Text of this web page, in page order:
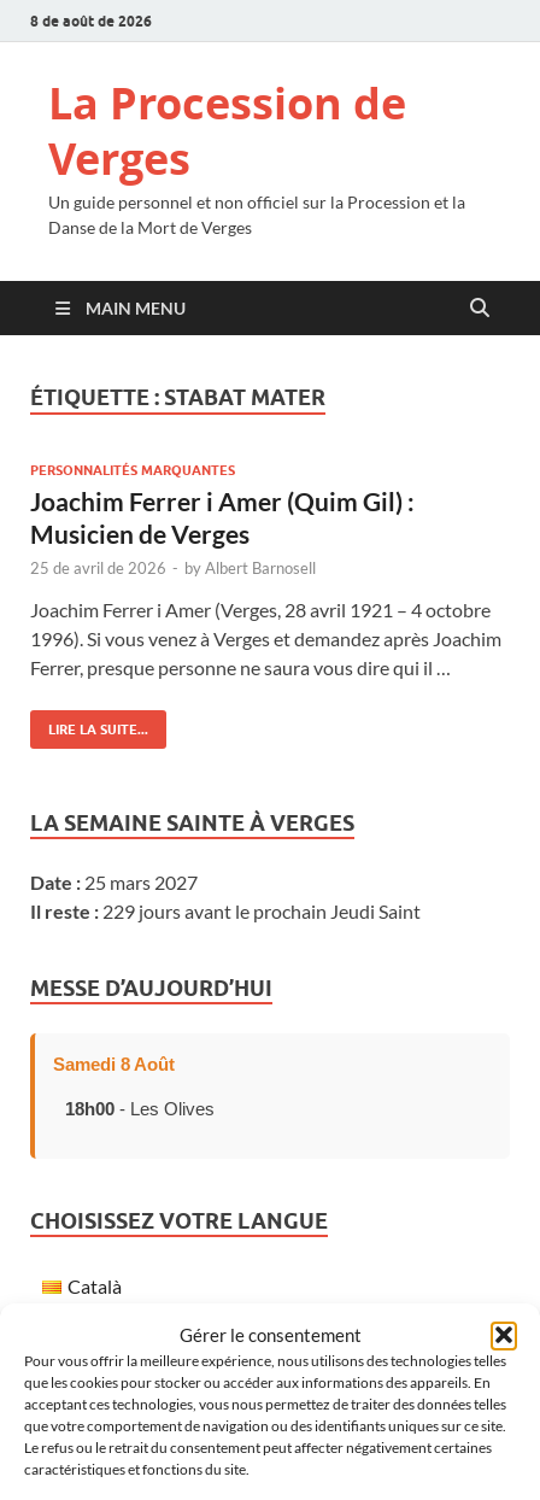
Gérer le consentement
Pour vous offrir la meilleure expérience, nous utilisons des technologies telles
que les cookies pour stocker ou accéder aux informations des appareils. En
acceptant ces technologies, vous nous permettez de traiter des données telles
que votre comportement de navigation ou des identifiants uniques sur ce site.
Le refus ou le retrait du consentement peut affecter négativement certaines
caractéristiques et fonctions du site.
8 de août de 2026
La Procession de
Verges
Un guide personnel et non officiel sur la Procession et la
Danse de la Mort de Verges
MAIN MENU
ÉTIQUETTE : STABAT MATER
PERSONNALITÉS MARQUANTES
Joachim Ferrer i Amer (Quim Gil) :
Musicien de Verges
25 de avril de 2026 - byAlbert Barnosell
Joachim Ferrer i Amer (Verges, 28 avril 1921 – 4 octobre
1996). Si vous venez à Verges et demandez après Joachim
Ferrer, presque personne ne saura vous dire qui il …
LIRE LA SUITE...
LA SEMAINE SAINTE À VERGES
Date : 25 mars 2027
Il reste : 229 jours avant le prochain Jeudi Saint
MESSE D’AUJOURD’HUI
Samedi 8 Août
18h00 - Les Olives
CHOISISSEZ VOTRE LANGUE
Català
Français
English